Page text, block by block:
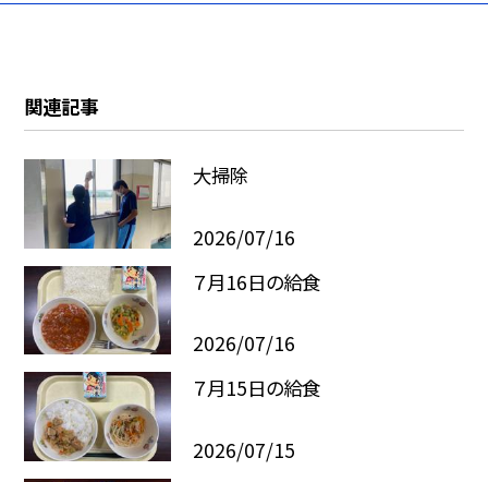
関連記事
大掃除
2026/07/16
７月16日の給食
2026/07/16
７月15日の給食
2026/07/15